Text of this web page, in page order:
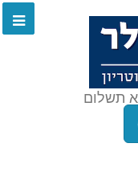
תשלום